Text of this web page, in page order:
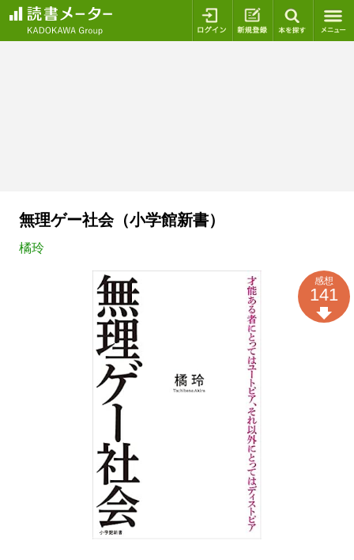
ログイン 新規登録
無理ゲー社会（小学館新書）
橘玲
感想
141